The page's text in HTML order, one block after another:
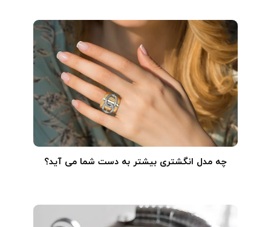
چه مدل انگشتری بیشتر به دست شما می آید؟